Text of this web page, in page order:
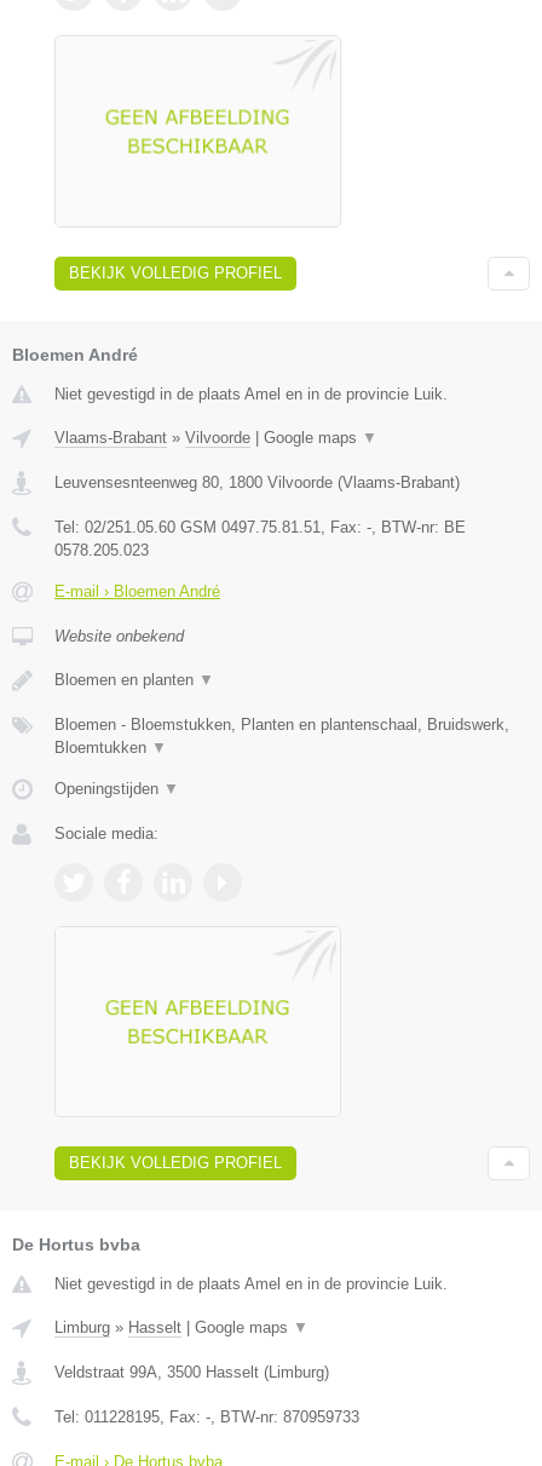
BEKIJK VOLLEDIG PROFIEL
Bloemen André
Niet gevestigd in de plaats Amel en in de provincie Luik.
Vlaams-Brabant » Vilvoorde | Google maps ▼
Leuvensesnteenweg 80 1800 Vilvoorde (Vlaams-Brabant)
Tel: 02/251.05.60 GSM 0497.75.81.51 , Fax: - , BTW-nr: BE
0578.205.023
E-mail › Bloemen André
Website onbekend
Bloemen en planten ▼
Bloemen - Bloemstukken, Planten en plantenschaal, Bruidswerk,
Bloemtukken ▼
Openingstijden ▼
Sociale media:
BEKIJK VOLLEDIG PROFIEL
De Hortus bvba
Niet gevestigd in de plaats Amel en in de provincie Luik.
Limburg » Hasselt Google maps ▼
Veldstraat 99A, 3500 Hasselt (Limburg)
Tel: 011228195, Fax: -, BTW-nr: 870959733
E-mail › De Hortus bvba